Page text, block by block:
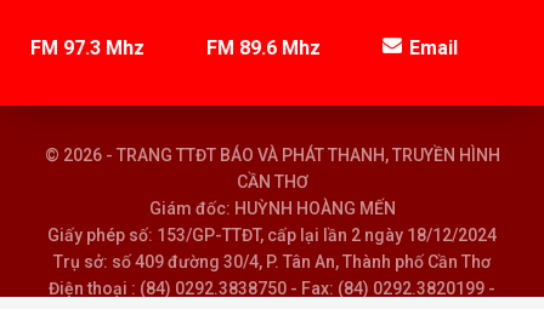
FM 97.3 Mhz FM 89.6 Mhz Email
© 2026 - TRANG TTĐT BÁO VÀ PHÁT THANH, TRUYỀN HÌNH
CẦN THƠ
Giám đốc: HUỲNH HOÀNG MẾN
Giấy phép số: 153/GP-TTĐT, cấp lại lần 2 ngày 18/12/2024
Trụ sở: số 409 đường 30/4, P. Tân An, Thành phố Cần Thơ
Điện thoại : (84) 0292.3838750 - Fax: (84) 0292.3820199 -